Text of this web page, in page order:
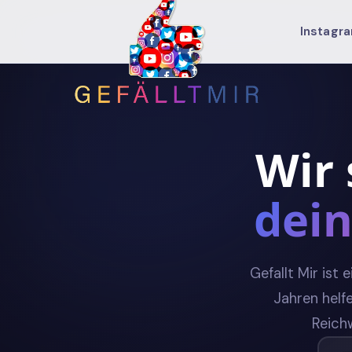
Instagram
Wir
Gefallt Mir ist
Jahren